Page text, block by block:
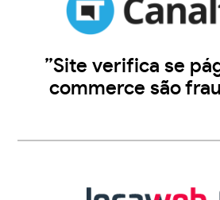
”Site verifica se
commerce são